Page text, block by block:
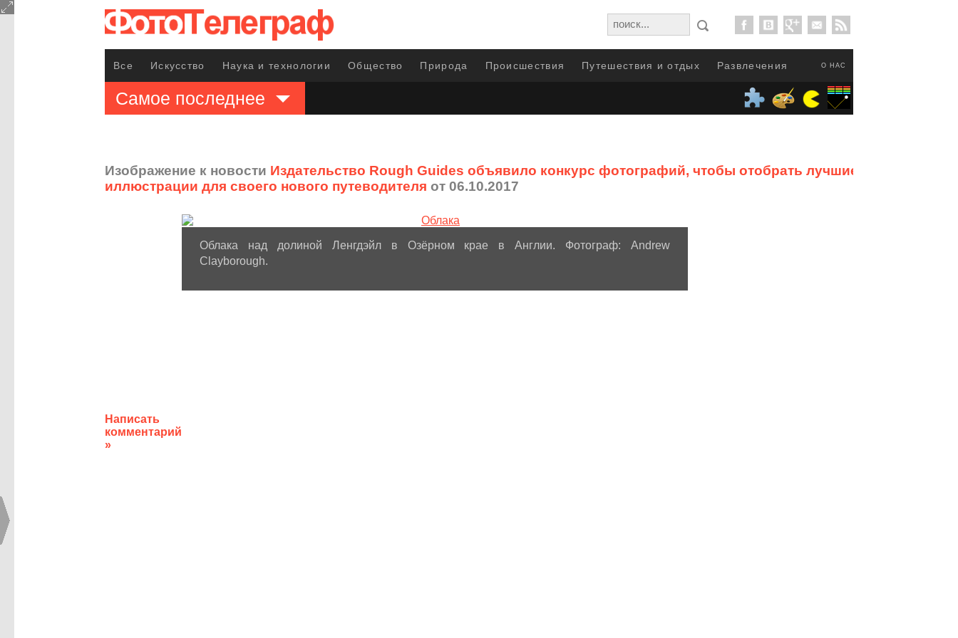
О НАС
Все Искусство Наука и технологии Общество Природа Происшествия Путешествия и отдых Развлечения
Самое последнее
Изображение к новости Издательство Rough Guides объявило конкурс фотографий, чтобы отобрать лучшие
иллюстрации для своего нового путеводителя от 06.10.2017
Написать
комментарий
»
Облака над долиной Ленгдэйл в Озёрном крае в Англии. Фотограф: Andrew
Clayborough.